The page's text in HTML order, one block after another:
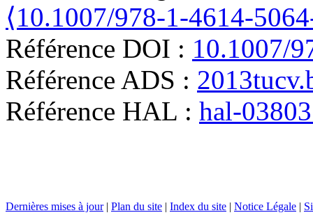
⟨10.1007/978-1-4614-
Référence DOI : 10.1007/
Référence ADS :
Référence HAL : hal-
Dernières mises à jour| Plan du site | Index du site | Notice Légale |